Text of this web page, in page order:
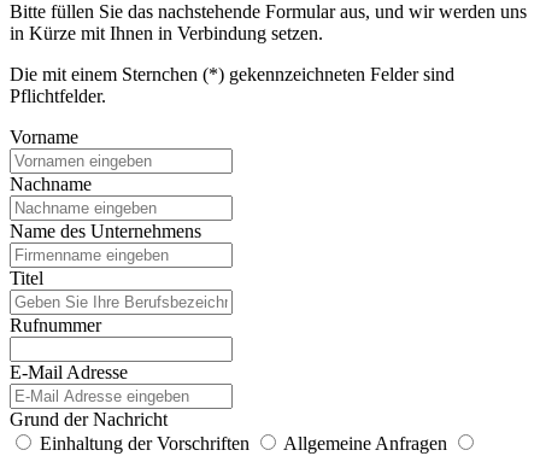
Bitte füllen Sie das nachstehende Formular aus, und wir werden uns
in Kürze mit Ihnen in Verbindung setzen.
Die mit einem Sternchen (*) gekennzeichneten Felder sind
Pflichtfelder.
Vorname
Nachname
Name des Unternehmens
Titel
Rufnummer
E-Mail Adresse
Grund der Nachricht
Einhaltung der Vorschriften
Allgemeine Anfragen